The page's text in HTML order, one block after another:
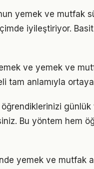
yemek ve mutfak
iyileştiriyor.
ve yemek ve
tam anlamıyla
günlük
Bu yöntem hem
yemek ve mutfak